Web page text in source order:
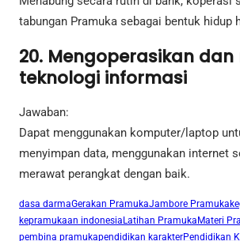
tabungan Pramuka sebagai bentuk hidup
20. Mengoperasikan
teknologi informasi
Jawaban:
Dapat menggunakan komputer/laptop
menyimpan data, menggunakan internet
merawat perangkat dengan baik.
dasa darmaGerakan PramukaJambore Pramuka
kepramukaan indonesia Latihan Pramuka Materi
pembina pramukapendidikan karakterPendidikan